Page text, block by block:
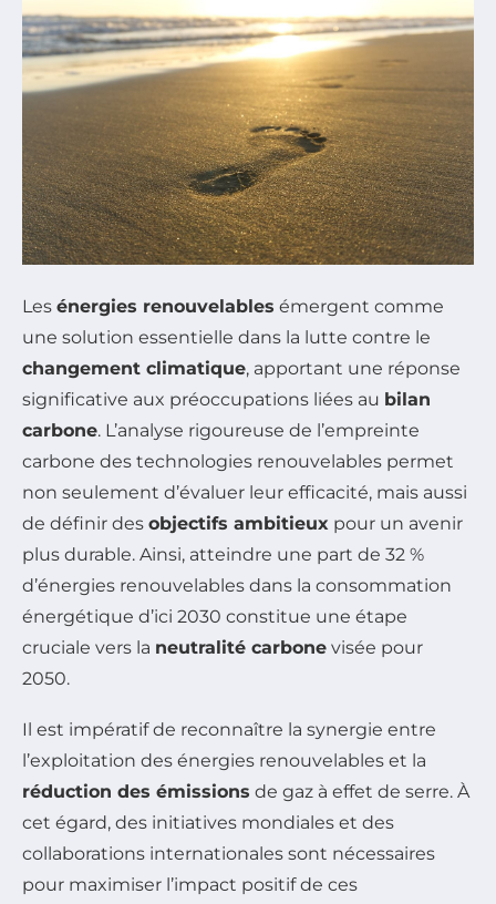
Les énergies renouvelables émergent comme
une solution essentielle dans la lutte contre le
changement climatique, apportant une réponse
significative aux préoccupations liées au bilan
carbone. L’analyse rigoureuse de l’empreinte
carbone des technologies renouvelables permet
non seulement d’évaluer leur efficacité, mais aussi
de définir des objectifs ambitieux pour un avenir
plus durable. Ainsi, atteindre une part de 32 %
d’énergies renouvelables dans la consommation
énergétique d’ici 2030 constitue une étape
cruciale vers la neutralité carbone visée pour
2050.
Il est impératif de reconnaître la synergie entre
l’exploitation des énergies renouvelables et la
réduction des émissions de gaz à effet de serre. À
cet égard, des initiatives mondiales et des
collaborations internationales sont nécessaires
pour maximiser l’impact positif de ces